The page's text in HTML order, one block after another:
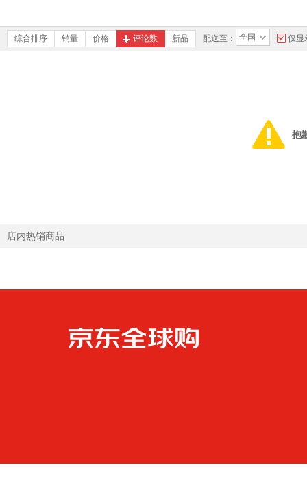
综合排序 销量 价格 评论数 新品 配送至： 全国 仅显
抱
店内热销商品